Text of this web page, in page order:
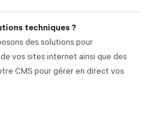
techniques ?
des solutions pour
vos sites internet ainsi que des
CMS pour gérer en direct vos